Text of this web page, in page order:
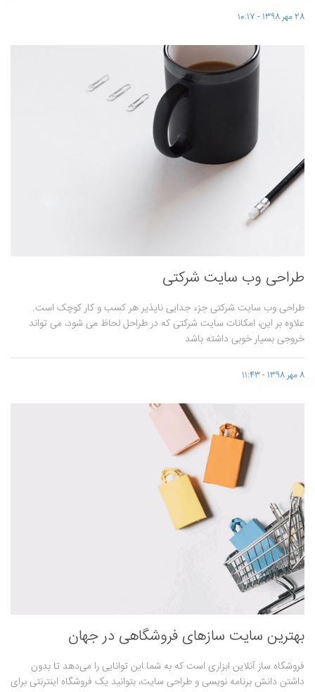
28 مهر 1398 - 10:17
طراحی وب سایت شرکتی
طراحی وب سایت شرکتی جزء جدایی ناپذیر هر کسب و کار کوچک است.
علاوه بر این، امکانات سایت شرکتی که در طراحل لحاظ می شود، می تواند
خروجی بسیار خوبی داشته باشد
8 مهر 1398 - 11:43
بهترین سایت سازهای فروشگاهی در جهان
فروشگاه ساز آنلاین ابزاری است که به شما این توانایی را می‌دهد تا بدون
داشتن دانش برنامه نویسی و طراحی سایت، بتوانید یک فروشگاه اینترنتی برای